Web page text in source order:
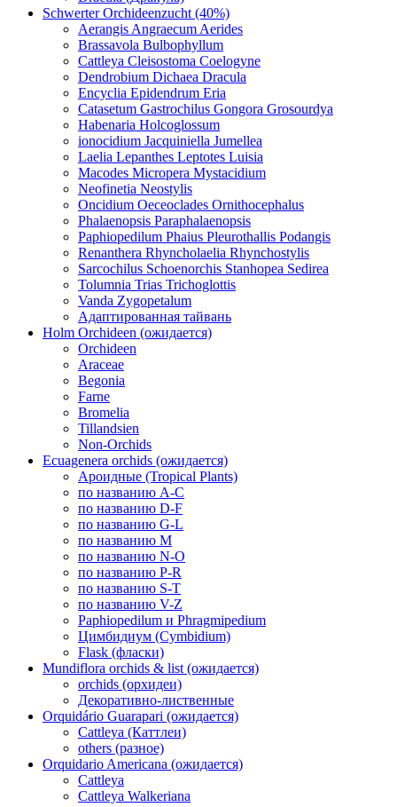
Schwerter Orchideenzucht (40%)
Aerangis Angraecum Aerides
Brassavola Bulbophyllum
Cattleya Cleisostoma Coelogyne
Dendrobium Dichaea Dracula
Encyclia Epidendrum Eria
Catasetum Gastrochilus Gongora Grosourdya
Habenaria Holcoglossum
ionocidium Jacquiniella Jumellea
Laelia Lepanthes Leptotes Luisia
Macodes Micropera Mystacidium
Neofinetia Neostylis
Oncidium Oeceoclades Ornithocephalus
Phalaenopsis Paraphalaenopsis
Paphiopedilum Phaius Pleurothallis Podangis
Renanthera Rhyncholaelia Rhynchostylis
Sarcochilus Schoenorchis Stanhopea Sedirea
Tolumnia Trias Trichoglottis
Vanda Zygopetalum
Адаптированная тайвань
Holm Orchideen (ожидается)
Orchideen
Araceae
Begonia
Farne
Bromelia
Tillandsien
Non-Orchids
Ecuagenera orchids (ожидается)
Ароидные (Tropical Plants)
по названию A-C
по названию D-F
по названию G-L
по названию M
по названию N-O
по названию P-R
по названию S-T
по названию V-Z
Paphiopedilum и Phragmipedium
Цимбидиум (Cymbidium)
Flask (фласки)
Mundiflora orchids & list (ожидается)
orchids (орхидеи)
Декоративно-лиственные
Orquidário Guarapari (ожидается)
Cattleya (Каттлеи)
others (разное)
Orquidario Americana (ожидается)
Cattleya
Cattleya Walkeriana